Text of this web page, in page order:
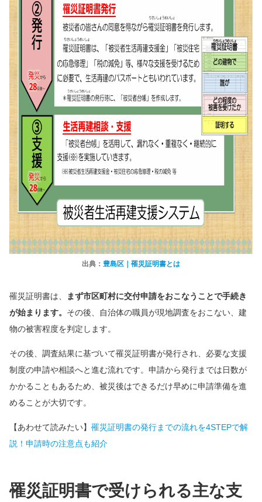
出典： 豊島区｜罹災証明書とは
罹災証明書は、
まず市区町村に交付申請をおこなうことで手続き
が始まります。 その後、自治体の職員が現地調査をおこない、建
物の被害程度を判定します。
その後、調査結果に基づいて罹災証明書が発行され、必要な支援
制度の申請や相談へと進む流れです。申請から発行までは日数が
かかることもあるため、被災後はできるだけ早めに申請準備を進
めることが大切です。
【あわせて読みたい】 罹災証明書の発行までの流れを4STEPで解
説！申請時の注意点も紹介
罹災証明書で受けられる主な支